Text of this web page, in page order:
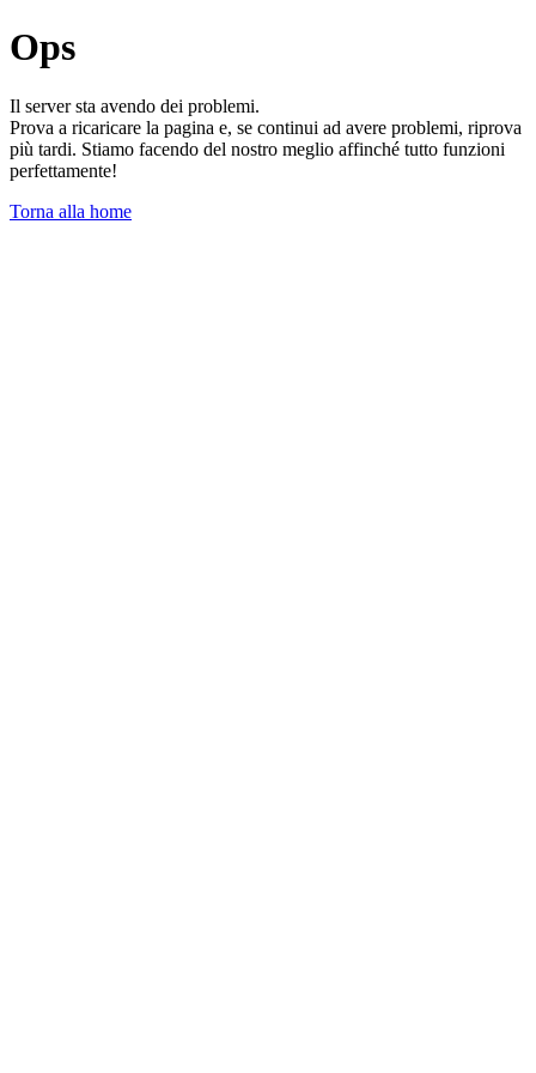
Ops
Il server sta avendo dei problemi.
Prova a ricaricare la pagina e, se continui ad avere problemi, riprova
più tardi. Stiamo facendo del nostro meglio affinché tutto funzioni
perfettamente!
Torna alla home